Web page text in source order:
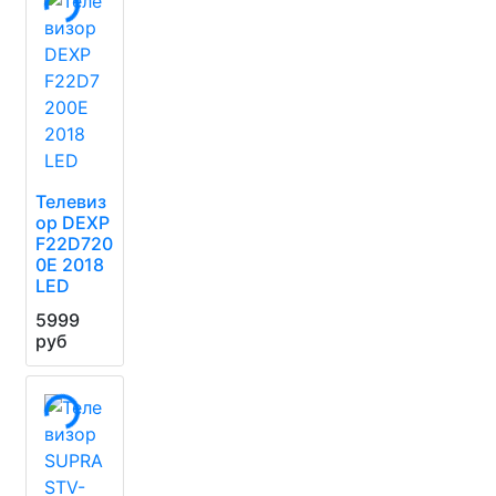
Телевиз
ор DEXP
F22D720
0E 2018
LED
5999
руб